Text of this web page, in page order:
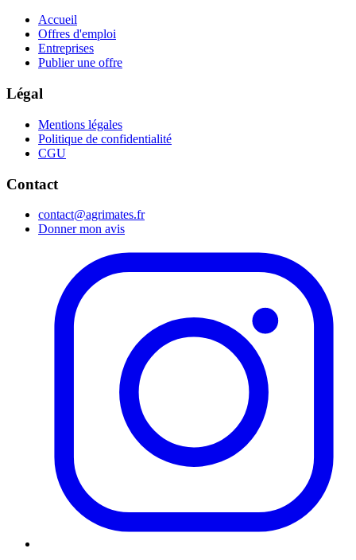
Accueil
Offres d'emploi
Entreprises
Publier une offre
Légal
Mentions légales
Politique de confidentialité
CGU
Contact
contact@agrimates.fr
Donner mon avis